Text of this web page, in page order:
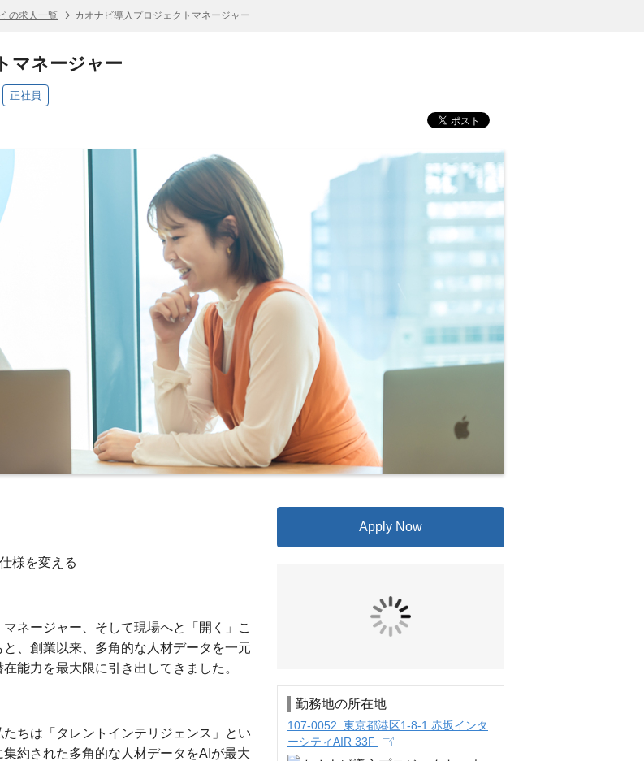
の求人一覧 カオナビ導入プロジェクトマネージャー
マネージャー
正社員
様を変える
ネージャー、そして現場へと「開く」こ
、創業以来、多角的な人材データを一元
能力を最大限に引き出してきました。
ちは「タレントインテリジェンス」とい
約された多角的な人材データをAIが最大
Apply Now
勤務地の所在地
107-0052 東京都港区1-8-1 赤坂インタ
ーシティAIR 33F